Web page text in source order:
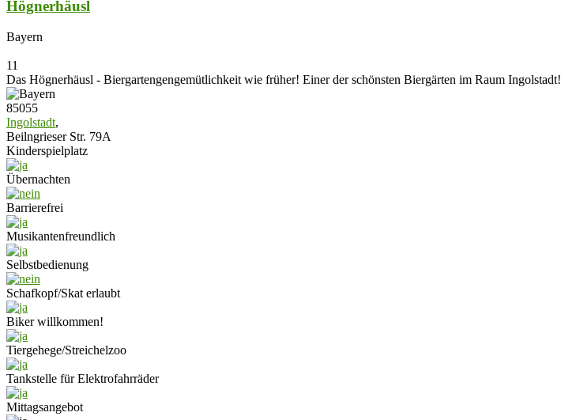
Högnerhäusl
Bayern
11
Das Högnerhäusl - Biergartengengemütlichkeit wie früher! Einer der schönsten Biergärten im Raum Ingolstadt!
85055
Ingolstadt,
Beilngrieser Str. 79A
Kinderspielplatz
Übernachten
Barrierefrei
Musikantenfreundlich
Selbstbedienung
Schafkopf/Skat erlaubt
Biker willkommen!
Tiergehege/Streichelzoo
Tankstelle für Elektrofahrräder
Mittagsangebot